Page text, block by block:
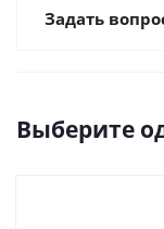
Задать
Выберите